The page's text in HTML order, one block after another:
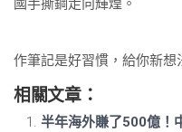
國手撕鋼走向輝煌。
作筆記是好習慣，給你新想
相關文章：
半年海外賺了500億！